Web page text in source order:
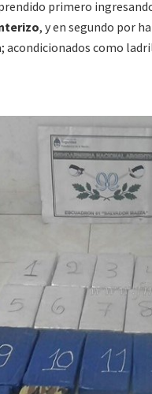
primero
, y en segundo por
acondicionados como